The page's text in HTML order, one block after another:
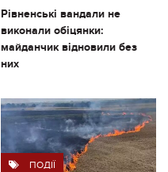
Рівненські вандали не
виконали обіцянки:
майданчик відновили без
них
ПОДІЇ